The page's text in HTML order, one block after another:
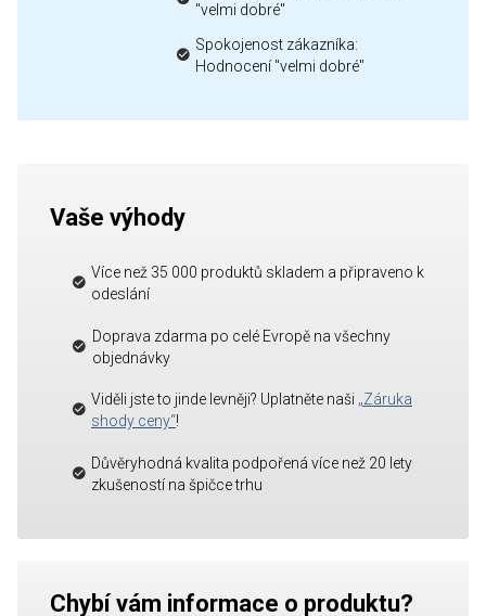
"velmi dobré"
Spokojenost zákazníka:
Hodnocení "velmi dobré"
Vaše výhody
Více než 35 000 produktů skladem a připraveno k
odeslání
Doprava zdarma po celé Evropě na všechny
objednávky
Viděli jste to jinde levněji? Uplatněte naši „Záruka
shody ceny“!
Důvěryhodná kvalita podpořená více než 20 lety
zkušeností na špičce trhu
Chybí vám informace o produktu?